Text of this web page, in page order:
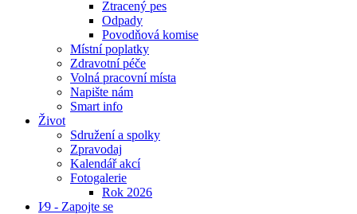
Ztracený pes
Odpady
Povodňová komise
Místní poplatky
Zdravotní péče
Volná pracovní místa
Napište nám
Smart info
Život
Sdružení a spolky
Zpravodaj
Kalendář akcí
Fotogalerie
Rok 2026
I⁄9 - Zapojte se